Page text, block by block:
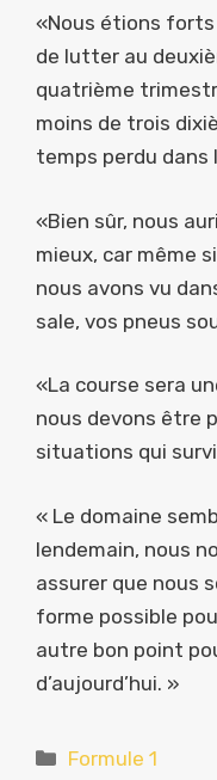
«Nous étions
de lutter au
quatrième
moins de trois
temps perdu dans
«Bien sûr, nous
mieux, car même
nous avons vu
sale, vos pneus
«La course sera
nous devons être
situations qui
« Le domaine
lendemain, nous
assurer que nous
forme possible
autre bon point
d’aujourd’hui. »
Catégories
Formule 1